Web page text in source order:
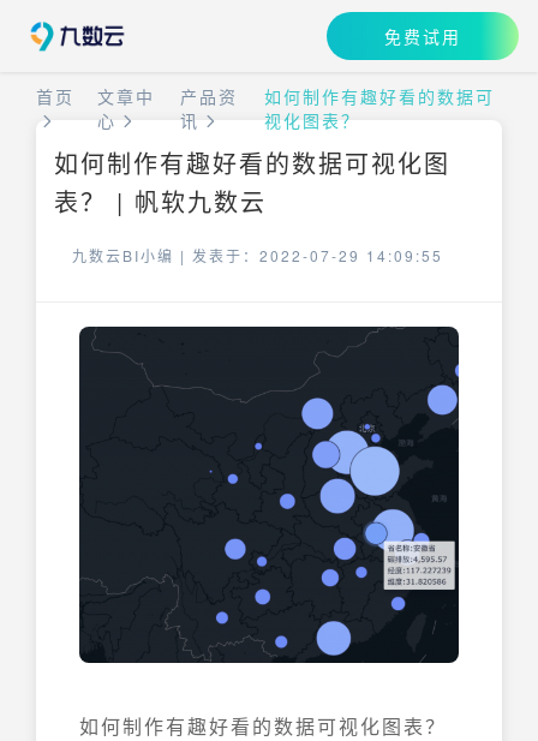
免费试用
首页
文章中
心
产品资
讯
如何制作有趣好看的数据可
视化图表？
如何制作有趣好看的数据可视化图
表？ | 帆软九数云
九数云BI小编 | 发表于：2022-07-29 14:09:55
如何制作有趣好看的数据可视化图表？